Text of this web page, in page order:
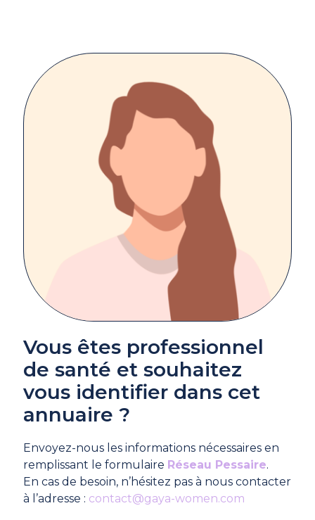
Vous êtes professionnel
de santé et souhaitez
vous identifier dans cet
annuaire ?
Envoyez-nous les informations nécessaires en
remplissant le formulaire Réseau Pessaire.
En cas de besoin, n’hésitez pas à nous contacter
à l’adresse : contact@gaya-women.com